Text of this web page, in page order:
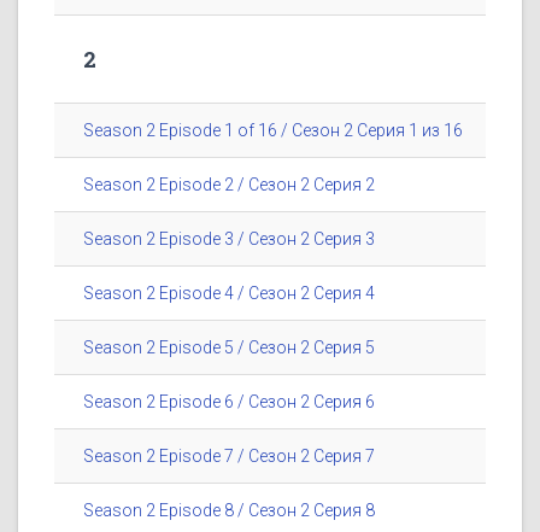
2
Season 2 Episode 1 of 16 / Сезон 2 Серия 1 из 16
Season 2 Episode 2 / Сезон 2 Серия 2
Season 2 Episode 3 / Сезон 2 Серия 3
Season 2 Episode 4 / Сезон 2 Серия 4
Season 2 Episode 5 / Сезон 2 Серия 5
Season 2 Episode 6 / Сезон 2 Серия 6
Season 2 Episode 7 / Сезон 2 Серия 7
Season 2 Episode 8 / Сезон 2 Серия 8